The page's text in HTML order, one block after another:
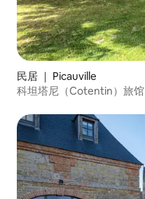
民居 ｜ Picauville
科坦塔尼（Cotentin）旅馆